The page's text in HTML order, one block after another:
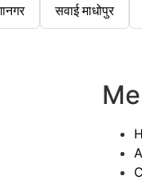
सवाई माधोपुर